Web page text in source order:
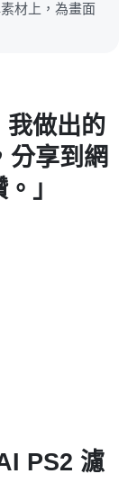
材上，為畫面
出的
到網
「
變
PS2 濾